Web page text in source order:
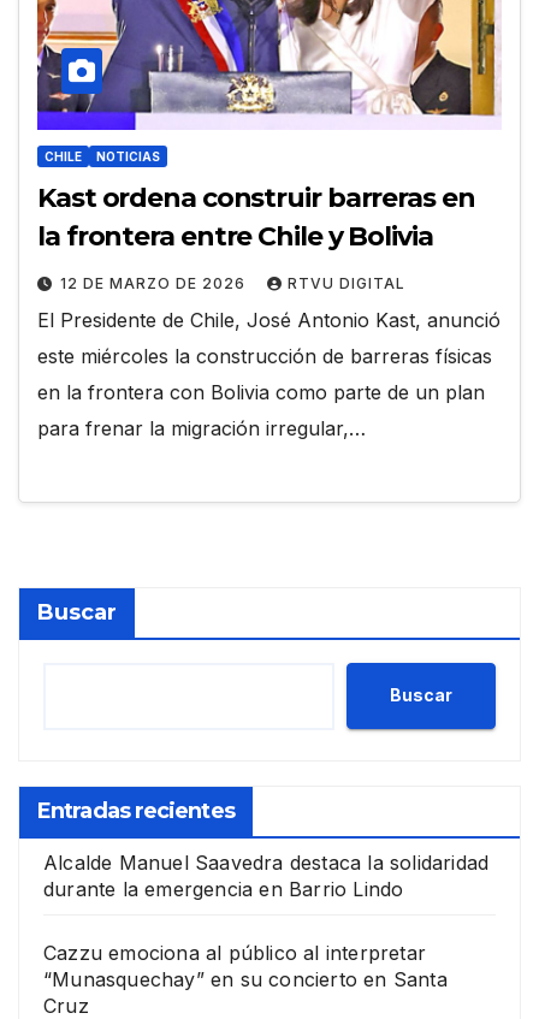
CHILE NOTICIAS
Kast ordena construir barreras en
la frontera entre Chile y Bolivia
12 DE MARZO DE 2026 RTVU DIGITAL
El Presidente de Chile, José Antonio Kast, anunció
este miércoles la construcción de barreras físicas
en la frontera con Bolivia como parte de un plan
para frenar la migración irregular,…
Buscar
Buscar
Entradas recientes
Alcalde Manuel Saavedra destaca la solidaridad
durante la emergencia en Barrio Lindo
Cazzu emociona al público al interpretar
“Munasquechay” en su concierto en Santa
Cruz